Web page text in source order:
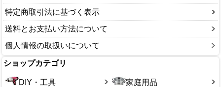
補修用品
空気入れ
鍵
特定商取引法に基づく表示
送料とお支払い方法について
個人情報の取扱いについて
ショップカテゴリ
DIY・工具 家庭用品